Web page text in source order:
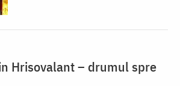
Hrisovalant – drumul spre